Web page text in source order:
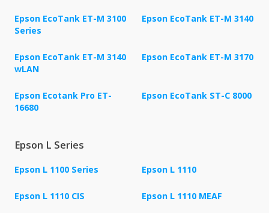
Epson EcoTank ET-M 3100
Series
Epson EcoTank ET-M 3140
Epson EcoTank ET-M 3140
wLAN
Epson EcoTank ET-M 3170
Epson Ecotank Pro ET-
16680
Epson EcoTank ST-C 8000
Epson L Series
Epson L 1100 Series Epson L 1110
Epson L 1110 CIS Epson L 1110 MEAF